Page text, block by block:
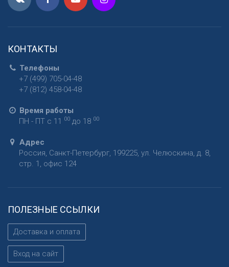
КОНТАКТЫ
Телефоны
+7 (499) 705-04-48
+7 (812) 458-04-48
Время работы
ПН - ПТ с 11
00 до 18 00
Адрес
Россия Санкт-Петербург 199225 ул. Челюскина, д. 8,
стр. 1, офис 124
ПОЛЕЗНЫЕ ССЫЛКИ
Доставка и оплата
Вход на сайт